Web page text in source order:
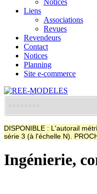
Notices
Liens
Associations
Revues
Revendeurs
Contact
Notices
Planning
Site e-commerce
DISPONIBLE : L'autorail
série 3 (à l'échelle N).
Ingénierie,